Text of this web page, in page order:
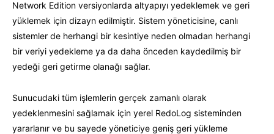
Network Edition versiyonlarda altyapıyı yedeklemek ve geri
yüklemek için dizayn edilmiştir. Sistem yöneticisine, canlı
sistemler de herhangi bir kesintiye neden olmadan herhangi
bir veriyi yedekleme ya da daha önceden kaydedilmiş bir
yedeği geri getirme olanağı sağlar.
Sunucudaki tüm işlemlerin gerçek zamanlı olarak
yedeklenmesini sağlamak için yerel RedoLog sisteminden
yararlanır ve bu sayede yöneticiye geniş geri yükleme